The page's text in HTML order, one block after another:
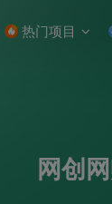
热门项目
网创